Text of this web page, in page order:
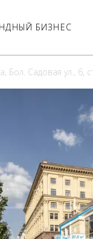
БИЗНЕС
Бол. Садовая ул., 6,